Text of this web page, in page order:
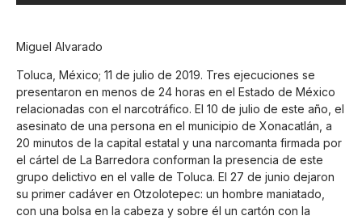
Miguel Alvarado
Toluca, México; 11 de julio de 2019. Tres ejecuciones se
presentaron en menos de 24 horas en el Estado de México
relacionadas con el narcotráfico. El 10 de julio de este año, el
asesinato de una persona en el municipio de Xonacatlán, a
20 minutos de la capital estatal y una narcomanta firmada por
el cártel de La Barredora conforman la presencia de este
grupo delictivo en el valle de Toluca. El 27 de junio dejaron
su primer cadáver en Otzolotepec: un hombre maniatado,
con una bolsa en la cabeza y sobre él un cartón con la